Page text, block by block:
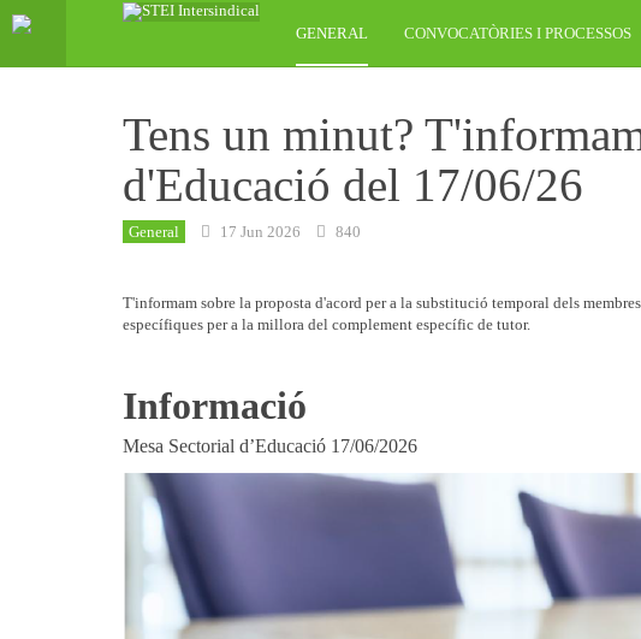
GENERAL CONVOCATÒRIES I PROCESSOS
Tens un minut?
d'Educació del 17/06/26
General 17 Jun 2026 840
T'informam sobre la proposta d'acord per a la substitució temporal dels
específiques per a la millora del complement específic de tutor.
Informació
Mesa Sectorial d’Educació 17/06/2026